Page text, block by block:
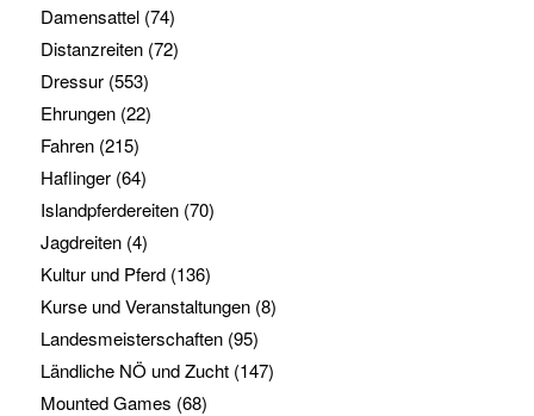
Damensattel(74)
Distanzreiten(72)
Dressur(553)
Ehrungen(22)
Fahren(215)
Haflinger(64)
Islandpferdereiten(70)
Jagdreiten(4)
Kultur und Pferd(136)
Kurse und Veranstaltungen(8)
Landesmeisterschaften(95)
Ländliche NÖ und Zucht(147)
Mounted Games (68)